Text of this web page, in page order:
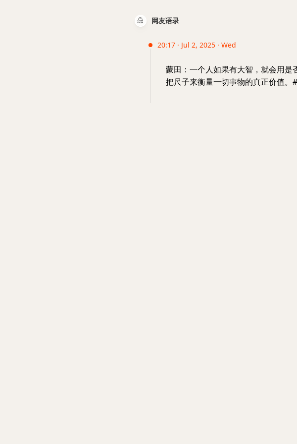
网友语录
20:17 · Jul 2, 2025 · Wed
蒙田：一个人如果有大智，就会用是
把尺子来衡量一切事物的真正价值。